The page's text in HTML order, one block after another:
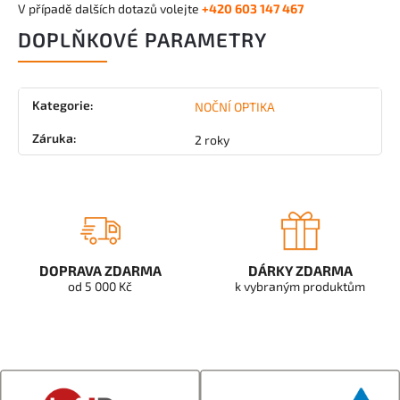
V případě dalších dotazů volejte +420 603 147 467
DOPLŇKOVÉ PARAMETRY
Kategorie: NOČNÍ OPTIKA
Záruka: 2 roky
DOPRAVA ZDARMA
od 5 000 Kč
DÁRKY ZDARMA
k vybraným produktům